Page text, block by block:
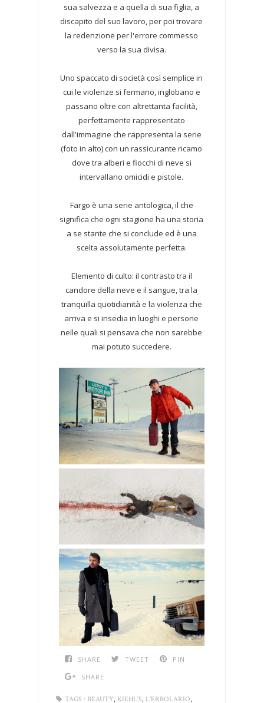
sua salvezza e a quella di sua figlia, a
discapito del suo lavoro, per poi trovare
la redenzione per l'errore commesso
verso la sua divisa.
Uno spaccato di società così semplice in
cui le violenze si fermano, inglobano e
passano oltre con altrettanta facilità,
perfettamente rappresentato
dall'immagine che rappresenta la serie
(foto in alto) con un rassicurante ricamo
dove tra alberi e fiocchi di neve si
intervallano omicidi e pistole.
Fargo è una serie antologica, il che
significa che ogni stagione ha una storia
a se stante che si conclude ed è una
scelta assolutamente perfetta.
Elemento di culto: il contrasto tra il
candore della neve e il sangue, tra la
tranquilla quotidianità e la violenza che
arriva e si insedia in luoghi e persone
nelle quali si pensava che non sarebbe
mai potuto succedere.
SHARE TWEET
PIN
SHARE
TAGS : BEAUTY, KIEHL'S, L'ERBOLARIO,